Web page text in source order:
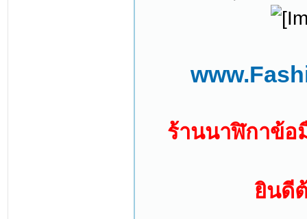
ร้านนาฬิกาข้อ
ยินดี